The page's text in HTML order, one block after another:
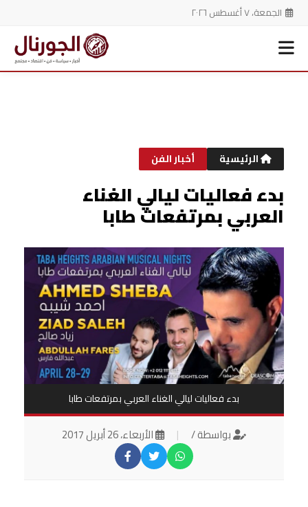
الجمعة، ٧ أغسطس ٢٠٢٦
الرئيسية أخبار الفن
بدء فعاليات ليالي الغناء
العربي بمرتفعات طابا
بدء فعاليات ليالي الغناء العربي بمرتفعات طابا
بواسطة / | الأربعاء، 26 أبريل 2017